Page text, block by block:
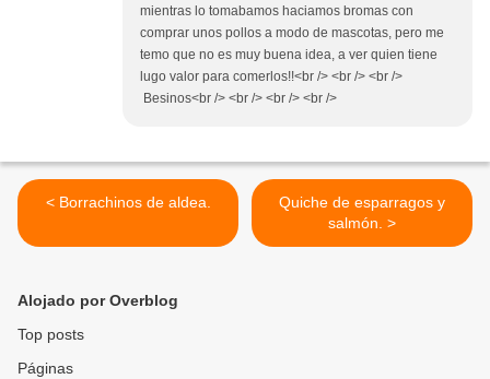
mientras lo tomabamos haciamos bromas con
comprar unos pollos a modo de mascotas, pero me
temo que no es muy buena idea, a ver quien tiene
lugo valor para comerlos!!<br /> <br /> <br />
Besinos<br /> <br /> <br /> <br />
< Borrachinos de aldea.
Quiche de esparragos y
salmón. >
Alojado por Overblog
Top posts
Páginas